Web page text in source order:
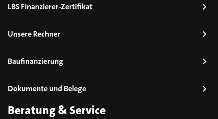
LBS Finanzierer-Zertifikat
Unsere Rechner
Baufinanzierung
Dokumente und Belege
Beratung & Service